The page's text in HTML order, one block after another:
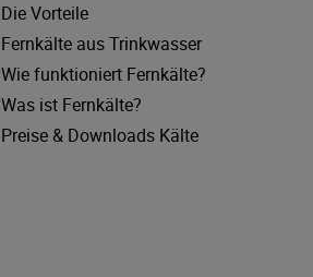
Die Vorteile
Fernkälte aus Trinkwasser
Wie funktioniert Fernkälte?
Was ist Fernkälte?
Preise & Downloads Kälte